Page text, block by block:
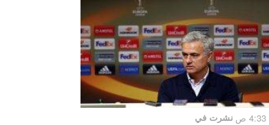
نشرت في